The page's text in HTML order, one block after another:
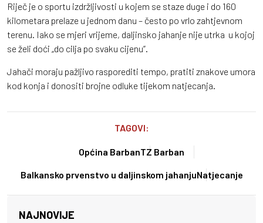
Riječ je o sportu izdržljivosti u kojem se staze duge i do 160
kilometara prelaze u jednom danu – često po vrlo zahtjevnom
terenu. Iako se mjeri vrijeme, daljinsko jahanje nije utrka u kojoj
se želi doći „do cilja po svaku cijenu”.
Jahači moraju pažljivo rasporediti tempo, pratiti znakove umora
kod konja i donositi brojne odluke tijekom natjecanja.
TAGOVI:
Općina BarbanTZ Barban
Balkansko prvenstvo u daljinskom jahanjuNatjecanje
NAJNOVIJE